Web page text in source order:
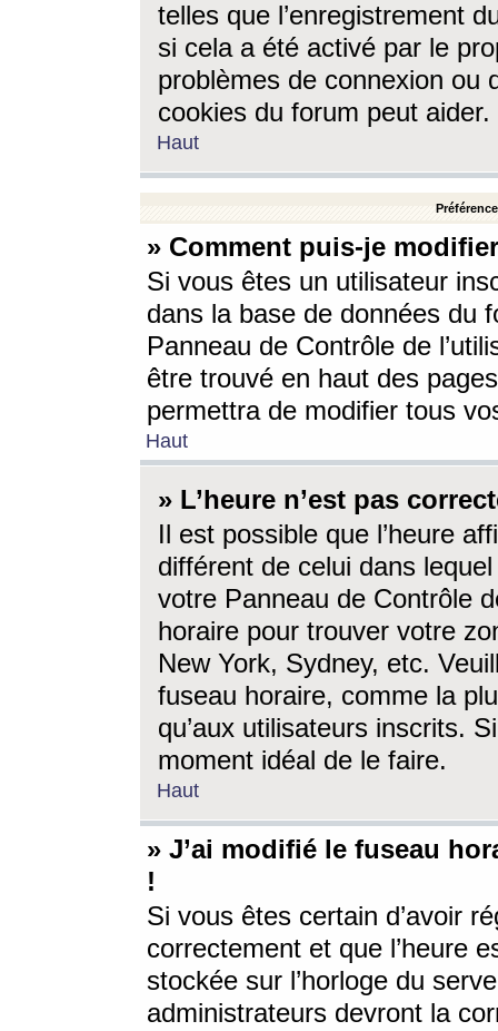
telles que l’enregistrement
si cela a été activé par le
problèmes de connexion ou
cookies du forum peut aider.
Haut
» Comment puis-je
Si vous êtes un utilisateur
dans la base de données du
Panneau de Contrôle de
être trouvé en haut des
permettra de modifier tous
Haut
» L’heure n’est pas
Il est possible que l’heure
différent de celui dans
votre Panneau de Contrôle
horaire pour trouver votre
New York, Sydney, etc.
fuseau horaire, comme la
qu’aux utilisateurs inscrits.
moment idéal de le faire.
Haut
» J’ai modifié le fuseau
!
Si vous êtes certain d’avoir
correctement et que l’heure
stockée sur l’horloge du
administrateurs devront la